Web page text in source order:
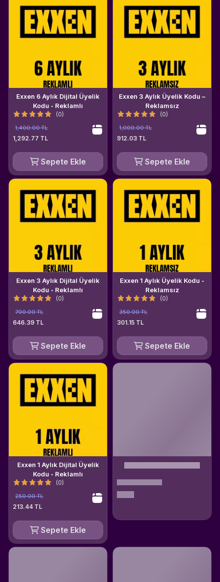
Exxen 6 Aylık Dijital Üyelik
Kodu - Reklamlı
(0)
1,400.00 TL
1,292.77 TL
Sepete Ekle
Exxen 3 Aylık Üyelik Kodu –
Reklamsız
(0)
1,000.00 TL
912.03 TL
Sepete Ekle
Exxen 3 Aylık Dijital Üyelik
Kodu - Reklamlı
(0)
700.00 TL
646.39 TL
Sepete Ekle
Exxen 1 Aylık Üyelik Kodu -
Reklamsız
(0)
350.00 TL
301.15 TL
Sepete Ekle
Exxen 1 Aylık Dijital Üyelik
Kodu - Reklamlı
(0)
250.00 TL
213.44 TL
Sepete Ekle